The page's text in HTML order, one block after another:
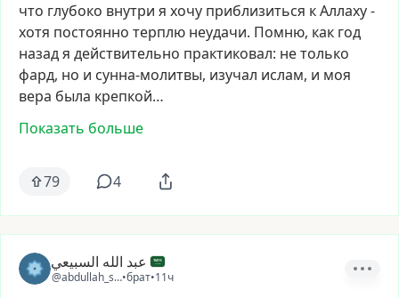
что глубоко внутри я хочу приблизиться кАллаху-
хотя постоянно терплю неудачи. Помню, как год
назадя действительно практиковал: нетолько
фард, но и сунна-молитвы, изучал ислам, и моя
вера была крепкой…
Показать больше
79 4
عبد الله السبيعي
@abdullah_sa21
•брат•11ч